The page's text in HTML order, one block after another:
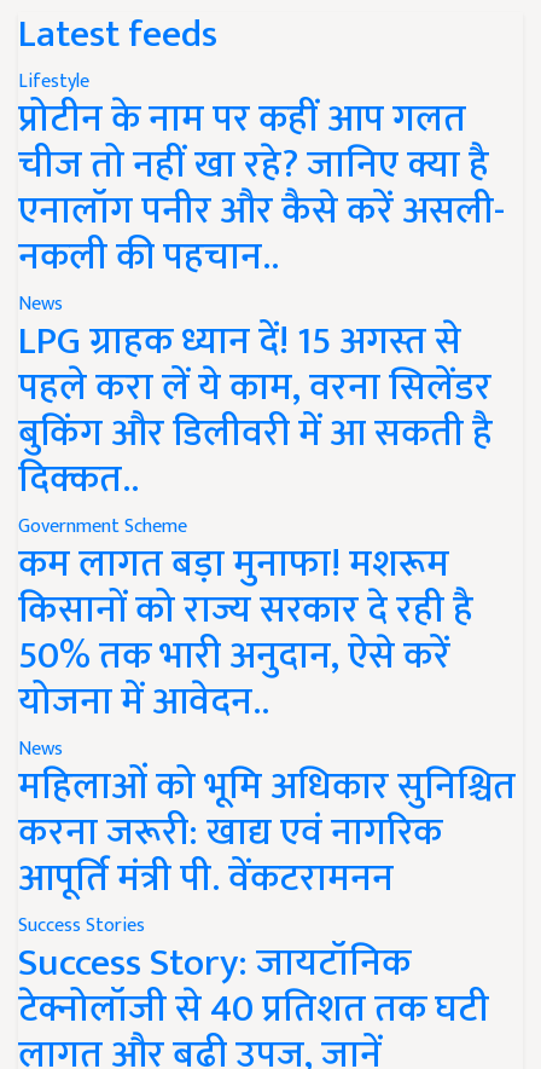
Latest feeds
Lifestyle
प्रोटीन के नाम पर कहीं आप गलत
चीज तो नहीं खा रहे? जानिए क्या है
एनालॉग पनीर और कैसे करें असली-
नकली की पहचान..
News
LPG ग्राहक ध्यान दें! 15 अगस्त से
पहले करा लें ये काम, वरना सिलेंडर
बुकिंग और डिलीवरी में आ सकती है
दिक्कत..
Government Scheme
कम लागत बड़ा मुनाफा! मशरूम
किसानों को राज्य सरकार दे रही है
50% तक भारी अनुदान, ऐसे करें
योजना में आवेदन..
News
महिलाओं को भूमि अधिकार सुनिश्चित
करना जरूरी: खाद्य एवं नागरिक
आपूर्ति मंत्री पी. वेंकटरामनन
Success Stories
Success Story: जायटॉनिक
टेक्नोलॉजी से 40 प्रतिशत तक घटी
लागत और बढ़ी उपज, जानें